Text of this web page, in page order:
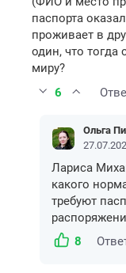
паспорта
проживает в
один, что тогда
миру?
6
Ольга
Лариса
какого
требуют
8